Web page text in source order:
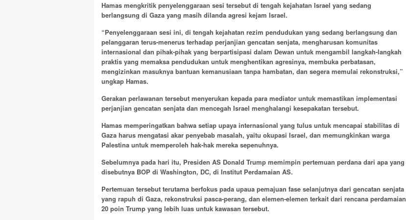
Hamas mengkritik penyelenggaraan sesi tersebut di tengah kejahatan Israel yang sedang
berlangsung di Gaza yang masih dilanda agresi kejam Israel.
“Penyelenggaraan sesi ini, di tengah kejahatan rezim pendudukan yang sedang berlangsung dan
pelanggaran terus-menerus terhadap perjanjian gencatan senjata, mengharusan komunitas
internasional dan pihak-pihak yang berpartisipasi dalam Dewan untuk mengambil langkah-langkah
praktis yang memaksa pendudukan untuk menghentikan agresinya, membuka perbatasan,
mengizinkan masuknya bantuan kemanusiaan tanpa hambatan, dan segera memulai rekonstruksi,”
ungkap Hamas.
Gerakan perlawanan tersebut menyerukan kepada para mediator untuk memastikan implementasi
perjanjian gencatan senjata dan mencegah Israel menghalangi kesepakatan tersebut.
Hamas memperingatkan bahwa setiap upaya internasional yang tulus untuk mencapai stabilitas di
Gaza harus mengatasi akar penyebab masalah, yaitu okupasi Israel, dan memungkinkan warga
Palestina untuk memperoleh hak-hak mereka sepenuhnya.
Sebelumnya pada hari itu, Presiden AS Donald Trump memimpin pertemuan perdana dari apa yang
disebutnya BOP di Washington, DC, di Institut Perdamaian AS.
Pertemuan tersebut terutama berfokus pada upaua pemajuan fase selanjutnya dari gencatan senjata
yang rapuh di Gaza, rekonstruksi pasca-perang, dan elemen-elemen terkait dari rencana perdamaian
20 poin Trump yang lebih luas untuk kawasan tersebut.